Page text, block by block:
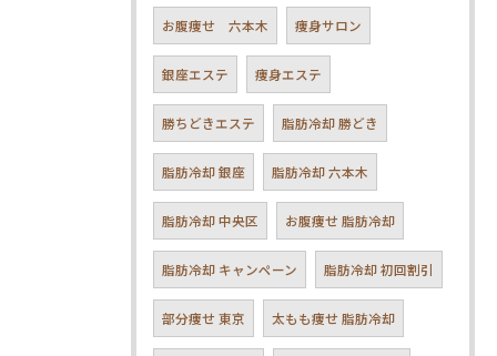
お腹痩せ 六本木 痩身サロン
銀座エステ 痩身エステ
勝ちどきエステ 脂肪冷却 勝どき
脂肪冷却 銀座 脂肪冷却 六本木
脂肪冷却 中央区 お腹痩せ 脂肪冷却
脂肪冷却 キャンペーン 脂肪冷却 初回割引
部分痩せ 東京 太もも痩せ 脂肪冷却